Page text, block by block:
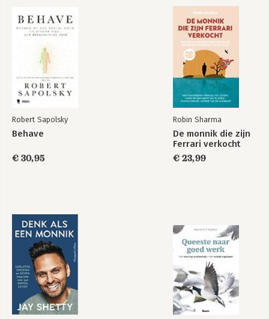
Hoe je verdergaat 189
Noten 191
Robert Sapolsky
Behave
€ 30,95
Robin Sharma
De monnik die zijn
Ferrari verkocht
€ 23,99